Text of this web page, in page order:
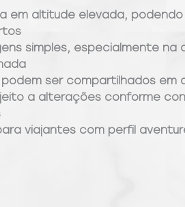
em altitude elevada,
simples, especialmente na
podem ser compartilhados em
a alterações conforme
viajantes com perfil